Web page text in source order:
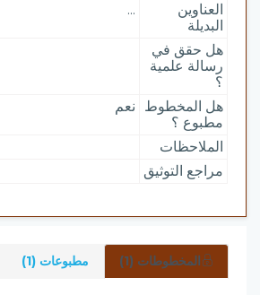
العناوين
البديلة
...
هل حقق في
رسالة علمية
؟
هل المخطوط
مطبوع ؟
نعم
الملاحظات
مراجع التوثيق
المخطوطات (1) مطبوعات (1)